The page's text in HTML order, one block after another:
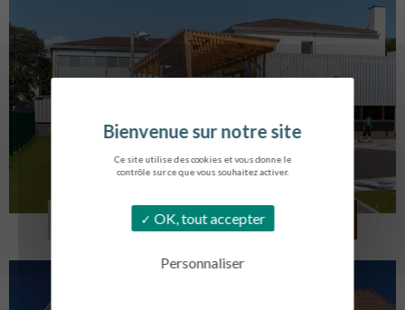
Ce site utilise des cookies et vous donne le
contrôle sur ce que vous souhaitez activer.
OK, tout accepter
Personnaliser
COLLÈGE MONTMORENCY
BOURBONNE-LES-BAINS